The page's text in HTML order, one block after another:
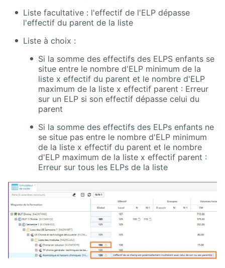
Liste facultative : l'effectif de l'ELP dépasse
l'effectif du parent de la liste
Liste à choix :
Si la somme des effectifs des ELPS enfants se
situe entre le nombre d'ELP minimum de la
liste x effectif du parent et le nombre d'ELP
maximum de la liste x effectif parent : Erreur
sur un ELP si son effectif dépasse celui du
parent
Si la somme des effectifs des ELPs enfants ne
se situe pas entre le nombre d'ELP minimum
de la liste x effectif du parent et le nombre
d'ELP maximum de la liste x effectif parent :
Erreur sur tous les ELPs de la liste